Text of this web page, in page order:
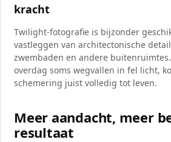
kracht
Twilight-fotografie is bijzonder
vastleggen van architectonische
zwembaden en andere
overdag soms wegvallen in fel licht,
schemering juist volledig tot leven.
Meer aandacht, meer
resultaat